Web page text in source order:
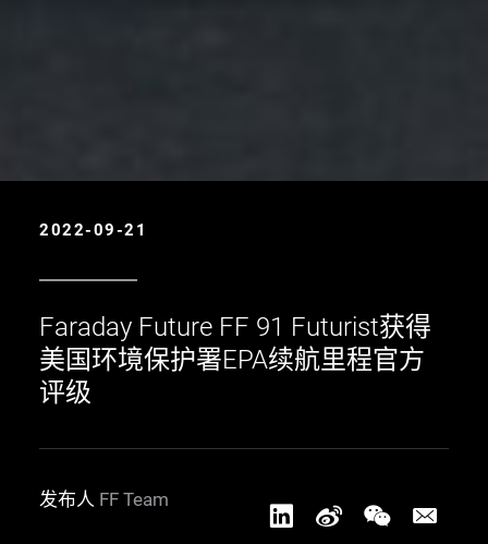
2022-09-21
Faraday Future FF 91 Futurist获得
美国环境保护署EPA续航里程官方
评级
发布人 FF Team